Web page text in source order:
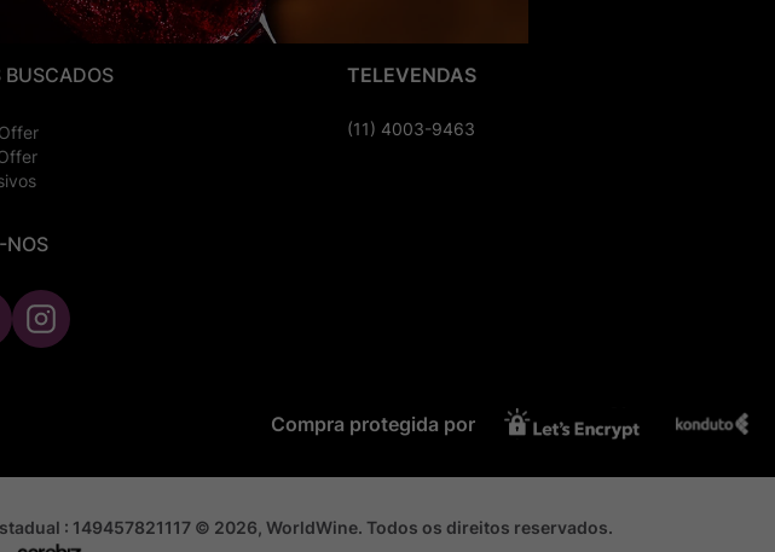
BUSCADOS
NOS
TELEVENDAS
(11) 4003-9463
Compra protegida por
: 149457821117 © 2026, WorldWine. Todos os direitos reservados.